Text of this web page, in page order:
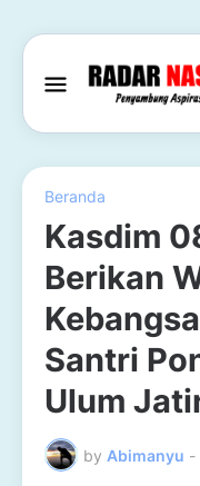
Beranda
Kasdim
Berikan
Santri
Ulum
by Abimanyu -